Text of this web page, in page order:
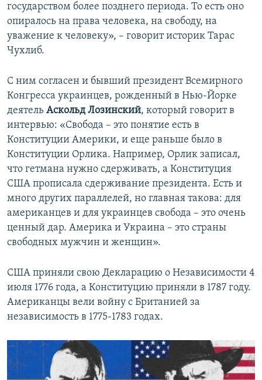
государством более позднего периода. То есть оно
опиралось на права человека, на свободу, на
уважение к человеку», – говорит историк Тарас
Чухлиб.
С ним согласен и бывший президент Всемирного
Конгресса украинцев, рожденный в Нью-Йорке
деятель Аскольд Лозинский, который говорит в
интервью: «Свобода – это понятие есть в
Конституции Америки, и еще раньше было в
Конституции Орлика. Например, Орлик записал,
что гетмана нужно сдерживать, а Конституция
США прописала сдерживание президента. Есть и
много других параллелей, но главная такова: для
американцев и для украинцев свобода – это очень
ценный дар. Америка и Украина – это страны
свободных мужчин и женщин».
США приняли свою Декларацию о Независимости 4
июля 1776 года, а Конституцию приняли в 1787 году.
Американцы вели войну с Британией за
независимость в 1775-1783 годах.